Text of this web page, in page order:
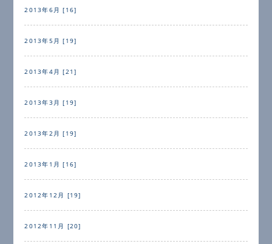
2013年6月 [16]
2013年5月 [19]
2013年4月 [21]
2013年3月 [19]
2013年2月 [19]
2013年1月 [16]
2012年12月 [19]
2012年11月 [20]